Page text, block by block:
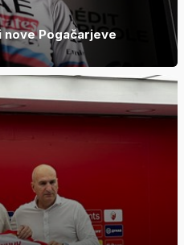
Pogačarjeve